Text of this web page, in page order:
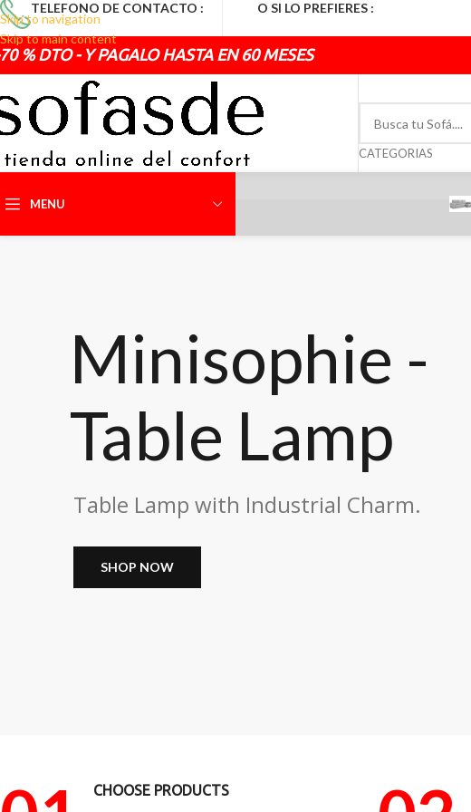
Skip to navigation
Skip to main content
TELEFONO DE CONTACTO :
692.681.319
O SI LO PREFIERES :
% DTO - Y PAGALO HASTA EN 60 MESES
CATEGORIAS
MENU
Minisophie -
Table Lamp
Table Lamp with Industrial Charm.
SHOP NOW
CHOOSE PRODUCTS